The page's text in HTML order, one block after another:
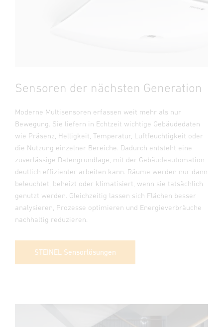
Sensoren der nächsten Generation
Moderne Multisensoren erfassen weit mehr als nur
Bewegung. Sie liefern in Echtzeit wichtige Gebäudedaten
wie Präsenz, Helligkeit, Temperatur, Luftfeuchtigkeit oder
die Nutzung einzelner Bereiche. Dadurch entsteht eine
zuverlässige Datengrundlage, mit der Gebäudeautomation
deutlich effizienter arbeiten kann. Räume werden nur dann
beleuchtet, beheizt oder klimatisiert, wenn sie tatsächlich
genutzt werden. Gleichzeitig lassen sich Flächen besser
analysieren, Prozesse optimieren und Energieverbräuche
nachhaltig reduzieren.
STEINEL Sensorlösungen